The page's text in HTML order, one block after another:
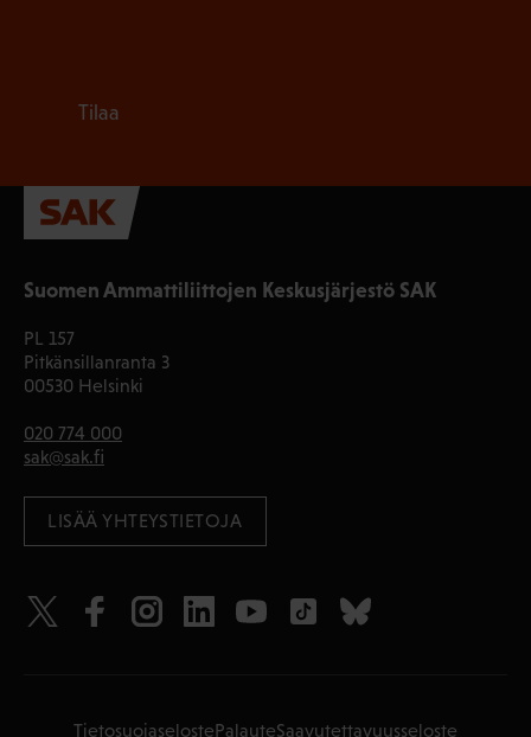
Suomen Ammattiliittojen Keskusjärjestö SAK
PL 157
Pitkänsillanranta 3
00530 Helsinki
020 774 000
sak@sak.fi
LISÄÄ YHTEYSTIETOJA
Tilaa
Tietosuojaseloste PalauteSaavutettavuusseloste